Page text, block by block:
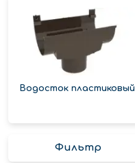
Водосток пластиковый
Фильтр